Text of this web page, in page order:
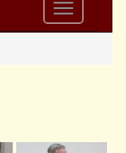
Toggle
navigation